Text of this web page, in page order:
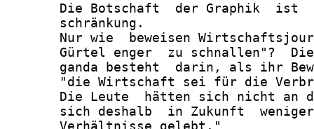
Die Botschaft  der Graphik  ist
       schränkung.
Nur wie  beweisen
Gürtel enger  zu schnallen"?
ganda besteht  darin, als ihr
"die Wirtschaft sei für die
Die Leute  hätten sich nicht an
sich deshalb  in Zukunft